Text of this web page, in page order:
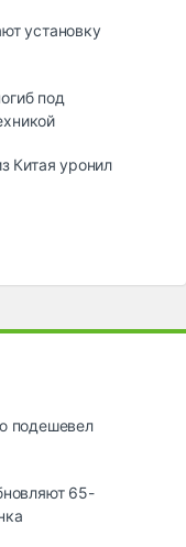
ycтaнoвкy
под
Китая уронил
подешевел
65-